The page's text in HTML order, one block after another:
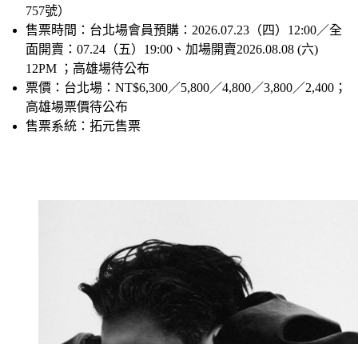
山區文化一路250號）、高雄巨蛋（高雄市左營區博愛二路
757號）
售票時間 ：台北場會員預購：2026.07.23（四）12:00／全
面開賣：07.24（五）19:00、加場開賣2026.08.08 (六)
12PM ；高雄場待公布
票價：台北場：NT$6,300／5,800／4,800／3,800／2,400；
高雄場票價待公布